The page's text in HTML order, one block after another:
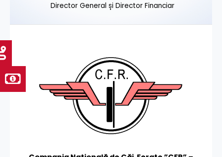
Director General și Director Financiar